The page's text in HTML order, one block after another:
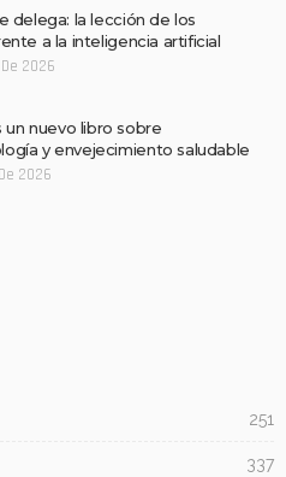
delega: la lección de los
a la inteligencia artificial
2026
nuevo libro sobre
y envejecimiento saludable
2026
251
337